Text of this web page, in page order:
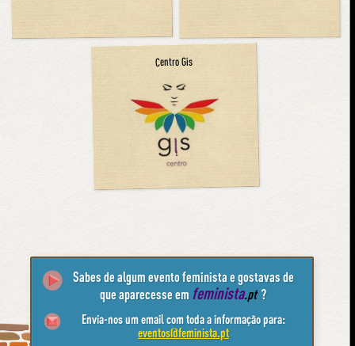
Centro Gis
Sabes de algum evento feminista e gostavas de
que aparecesse em feminista.pt ?
Envia-nos um email com toda a informação para:
eventos@feminista.pt